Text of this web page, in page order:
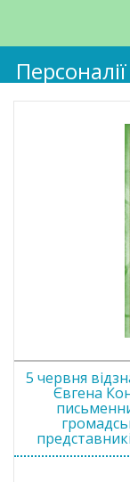
Персоналії
5 червня
Євгена